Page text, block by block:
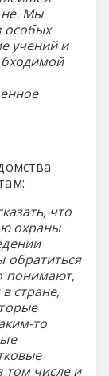
Мы
особых
учений и
что
охраны
обратиться
понимают,
стране,
то
том числе и